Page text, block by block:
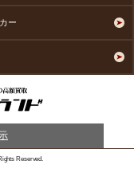
ー
Reserved.